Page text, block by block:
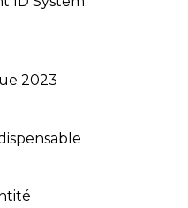
2023